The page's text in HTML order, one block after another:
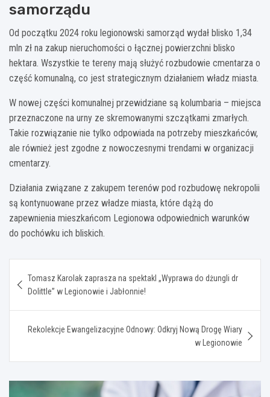
samorządu
Od początku 2024 roku legionowski samorząd wydał blisko 1,34
mln zł na zakup nieruchomości o łącznej powierzchni blisko
hektara. Wszystkie te tereny mają służyć rozbudowie cmentarza o
część komunalną, co jest strategicznym działaniem władz miasta.
W nowej części komunalnej przewidziane są kolumbaria – miejsca
przeznaczone na urny ze skremowanymi szczątkami zmarłych.
Takie rozwiązanie nie tylko odpowiada na potrzeby mieszkańców,
ale również jest zgodne z nowoczesnymi trendami w organizacji
cmentarzy.
Działania związane z zakupem terenów pod rozbudowę nekropolii
są kontynuowane przez władze miasta, które dążą do
zapewnienia mieszkańcom Legionowa odpowiednich warunków
do pochówku ich bliskich.
wpisu
Tomasz Karolak zaprasza na spektakl „Wyprawa do dżungli dr
Dolittle” w Legionowie i Jabłonnie!
Rekolekcje Ewangelizacyjne Odnowy: Odkryj Nową Drogę Wiary
w Legionowie